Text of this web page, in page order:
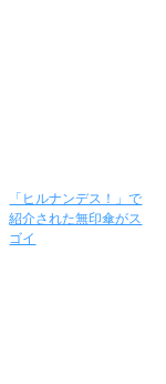
「ヒルナンデス！」で
紹介された無印傘がス
ゴイ